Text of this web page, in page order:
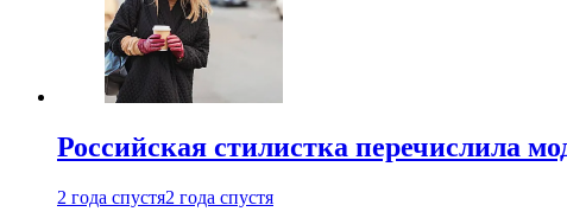
Российская стилистка перечислила
2 года спустя2 года спустя